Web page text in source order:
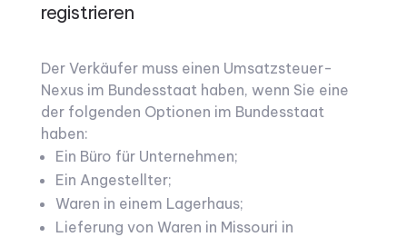
registrieren
Der Verkäufer muss einen Umsatzsteuer-
Nexus im Bundesstaat haben, wenn Sie eine
der folgenden Optionen im Bundesstaat
haben:
Ein Büro für Unternehmen;
Ein Angestellter;
Waren in einem Lagerhaus;
Lieferung von Waren in Missouri in